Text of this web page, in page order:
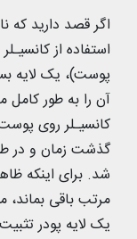
اگر قصد دارید که
استفاده از
پوست)، یک لایه
آن را به طور کامل
کانسیـلر روی
گذشت زمان و در
شد. برای اینکه
مرتب باقی بماند،
یک لایه پودر